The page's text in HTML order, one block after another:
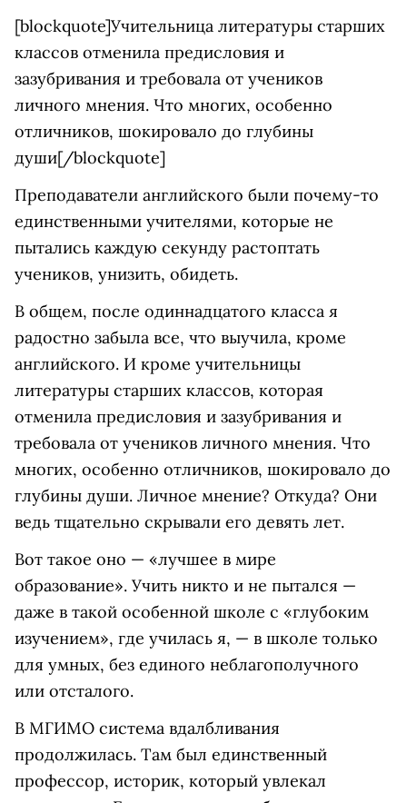
[blockquote]Учительница литературы старших
классов отменила предисловия и
зазубривания и требовала от учеников
личного мнения. Что многих, особенно
отличников, шокировало до глубины
души[/blockquote]
Преподаватели английского были почему-то
единственными учителями, которые не
пытались каждую секунду растоптать
учеников, унизить, обидеть.
В общем, после одиннадцатого класса я
радостно забыла все, что выучила, кроме
английского. И кроме учительницы
литературы старших классов, которая
отменила предисловия и зазубривания и
требовала от учеников личного мнения. Что
многих, особенно отличников, шокировало до
глубины души. Личное мнение? Откуда? Они
ведь тщательно скрывали его девять лет.
Вот такое оно — «лучшее в мире
образование». Учить никто и не пытался —
даже в такой особенной школе с «глубоким
изучением», где училась я, — в школе только
для умных, без единого неблагополучного
или отсталого.
В МГИМО система вдалбливания
продолжилась. Там был единственный
профессор, историк, который увлекал